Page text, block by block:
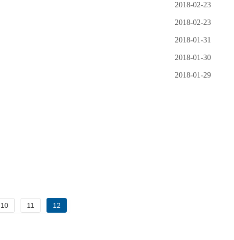
2018-02-23
2018-02-23
2018-01-31
2018-01-30
2018-01-29
10 11 12